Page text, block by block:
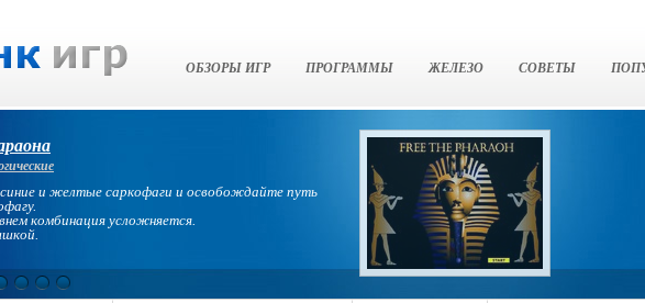
ОБЗОРЫ ИГР ПРОГРАММЫ ЖЕЛЕЗО СОВЕТЫ
и желтые саркофаги и освобождайте путь
комбинация усложняется.